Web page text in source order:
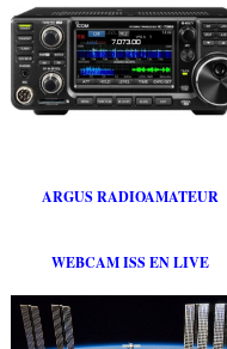
ARGUS RADIOAMATEUR
WEBCAM ISS EN LIVE